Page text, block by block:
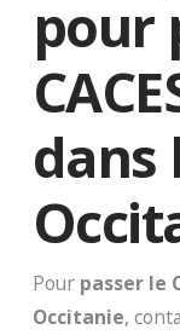
pour
dans
Pour passer le
Occitanie,